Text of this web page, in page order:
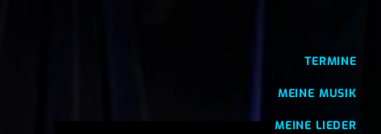
TERMINE
MEINE MUSIK
MEINE LIEDER